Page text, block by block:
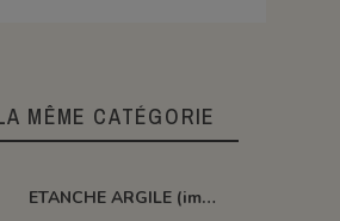
MÊME CATÉGORIE
ETANCHE ARGILE (impermeabilisant pour pièce poreuse)